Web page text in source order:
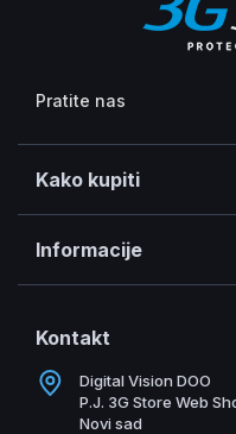
Pratite nas
Kako kupiti
Informacije
Kontakt
Digital Vision DOO
P.J. 3G Store Web
Novi sad